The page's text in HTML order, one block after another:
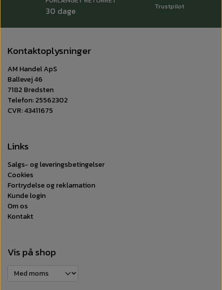
Stor størrelse– 50 x 80 cm dækker store flader hurtigt
30 dage Trustpilot
Kontaktoplysninger
AM Handel ApS
Ballevej 46
7182 Bredsten
Telefon: 25562302
CVR: 43411675
Links
Salgs- og leveringsbetingelser
Cookies
Fortrydelse og reklamation
Kunde login
Om os
Kontakt
Vis på shop